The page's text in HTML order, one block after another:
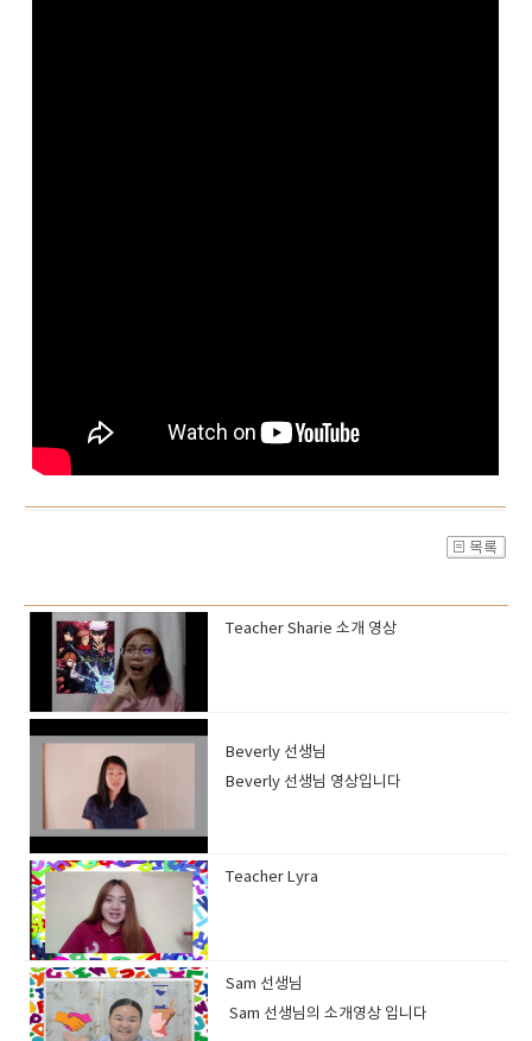
Teacher Sharie 소개 영상
Beverly 선생님
Teacher Lyra
Sam 선생님
Sam 선생님의 소개영상 입니다